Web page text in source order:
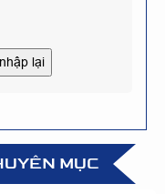
nhập lại
MỤC